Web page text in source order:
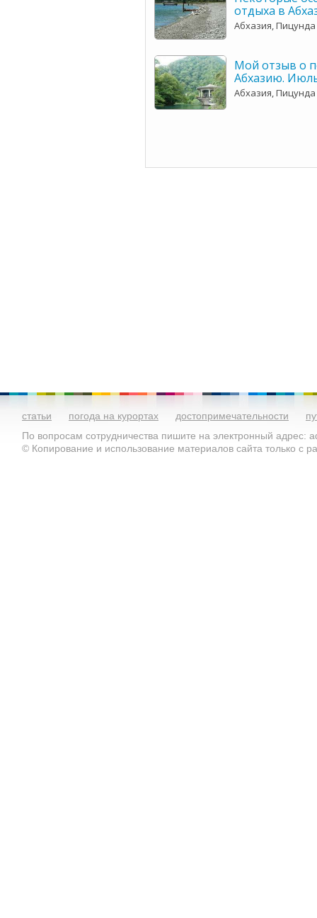
отдыха в
Абхазия, Пицунда
Мой отзыв о
Абхазию.
Абхазия, Пицунда
статьи погода на курортах достопримечательности
По вопросам сотрудничества пишите на электронный адрес:
© Копирование и использование материалов сайта только с